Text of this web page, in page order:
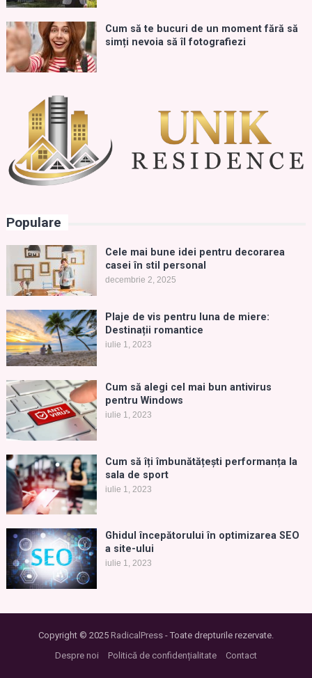
Cum să te bucuri de un moment fără să
simți nevoia să îl fotografiezi
Populare
Cele mai bune idei pentru decorarea
casei în stil personal
decembrie 2, 2025
Plaje de vis pentru luna de miere:
Destinații romantice
iulie 1, 2023
Cum să alegi cel mai bun antivirus
pentru Windows
iulie 1, 2023
Cum să îți îmbunătățești performanța la
sala de sport
iulie 1, 2023
Ghidul începătorului în optimizarea SEO
a site-ului
iulie 1, 2023
Copyright © 2025 RadicalPress- Toate drepturile rezervate.
Despre noi
Politică de confidențialitate Contact